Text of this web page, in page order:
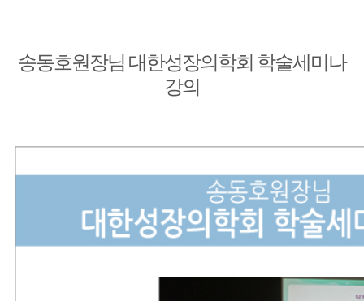
송동호원장님 대한성장의학회 학술세미나
강의